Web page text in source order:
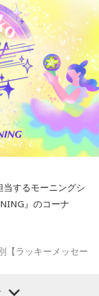
するモーニングシ
』のコーナ
【ラッキーメッセー